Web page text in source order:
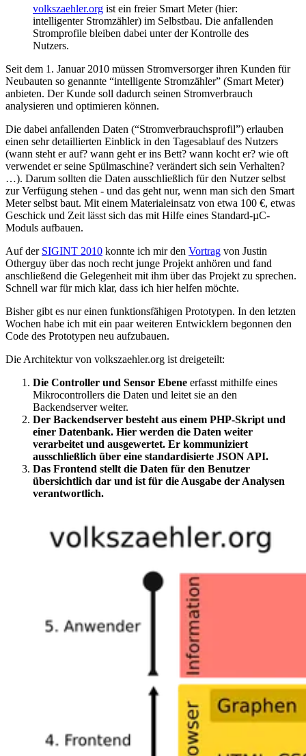
volkszaehler.org ist ein freier Smart Meter (hier:
intelligenter Stromzähler) im Selbstbau. Die anfallenden
Stromprofile bleiben dabei unter der Kontrolle des
Nutzers.
Seit dem 1. Januar 2010 müssen Stromversorger ihren Kunden für
Neubauten so genannte “intelligente Stromzähler” (Smart Meter)
anbieten. Der Kunde soll dadurch seinen Stromverbrauch
analysieren und optimieren können.
Die dabei anfallenden Daten (“Stromverbrauchsprofil”) erlauben
einen sehr detaillierten Einblick in den Tagesablauf des Nutzers
(wann steht er auf? wann geht er ins Bett? wann kocht er? wie oft
verwendet er seine Spülmaschine? verändert sich sein Verhalten?
…). Darum sollten die Daten ausschließlich für den Nutzer selbst
zur Verfügung stehen - und das geht nur, wenn man sich den Smart
Meter selbst baut. Mit einem Materialeinsatz von etwa 100 €, etwas
Geschick und Zeit lässt sich das mit Hilfe eines Standard-µC-
Moduls aufbauen.
Auf der SIGINT 2010 konnte ich mir den Vortrag von Justin
Otherguy über das noch recht junge Projekt anhören und fand
anschließend die Gelegenheit mit ihm über das Projekt zu sprechen.
Schnell war für mich klar, dass ich hier helfen möchte.
Bisher gibt es nur einen funktionsfähigen Prototypen. In den letzten
Wochen habe ich mit ein paar weiteren Entwicklern begonnen den
Code des Prototypen neu aufzubauen.
Die Architektur von volkszaehler.org ist dreigeteilt:
Die Controller und Sensor Ebene erfasst mithilfe eines
Mikrocontrollers die Daten und leitet sie an den
Backendserver weiter.
Der Backendserver besteht aus einem PHP-Skript und
einer Datenbank. Hier werden die Daten weiter
verarbeitet und ausgewertet. Er kommuniziert
ausschließlich über eine standardisierte JSON API.
Das Frontend stellt die Daten für den Benutzer
übersichtlich dar und ist für die Ausgabe der Analysen
verantwortlich.